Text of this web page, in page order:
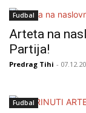
Fudbal
Arteta na
Partija!
Predrag Tihi -
Fudbal